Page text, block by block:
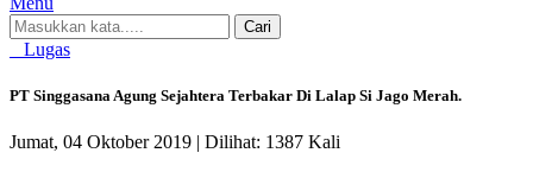
Cari
Lugas
PT Singgasana Agung Sejahtera Terbakar Di Lalap Si Jago Merah.
Jumat, 04 Oktober 2019 | Dilihat: 1387 Kali